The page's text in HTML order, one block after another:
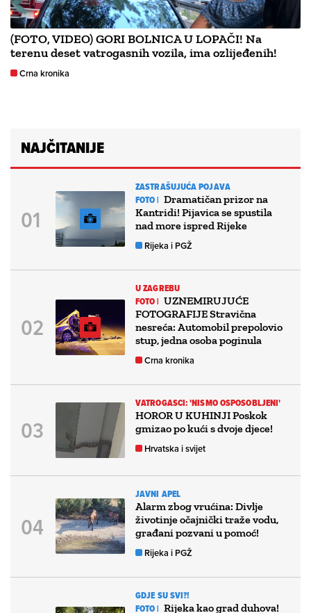
(FOTO, VIDEO) GORI BOLNICA U LOPAČI! Na
terenu deset vatrogasnih vozila, ima ozlijeđenih!
Crna kronika
NAJČITANIJE
ZASTRAŠUJUĆA POJAVA
FOTO | Dramatičan prizor na
Kantridi! Pijavica se spustila
nad more ispred Rijeke
Rijeka i PGŽ
U ZAGREBU
FOTO | UZNEMIRUJUĆE
FOTOGRAFIJE Stravična
nesreća: Automobil prepolovio
stup, jedna osoba poginula
Crna kronika
VATROGASCI: 'NISMO OSPOSOBLJENI'
HOROR U KUHINJI Poskok
gmizao po kući s dvoje djece!
Hrvatska i svijet
JAVNI APEL
Alarm zbog vrućina: Divlje
životinje očajnički traže vodu,
građani pozvani u pomoć!
Rijeka i PGŽ
GDJE SU SVI?!
FOTO | Rijeka kao grad duhova!